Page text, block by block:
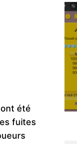
ont été
fuites